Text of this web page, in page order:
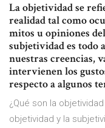
La objetividad se
realidad tal como
mitos u opiniones
subjetividad es todo
nuestras creencias,
intervienen los
respecto a algunos
¿Qué son la
objetividad y la